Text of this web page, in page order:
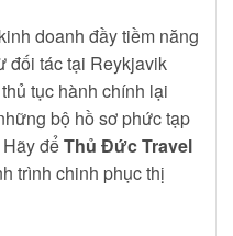
doanh đầy tiềm năng
đối tác tại Reykjavik
tục hành chính lại
bộ hồ sơ phức tạp
đểThủ Đức Travel
trình chinh phục thị